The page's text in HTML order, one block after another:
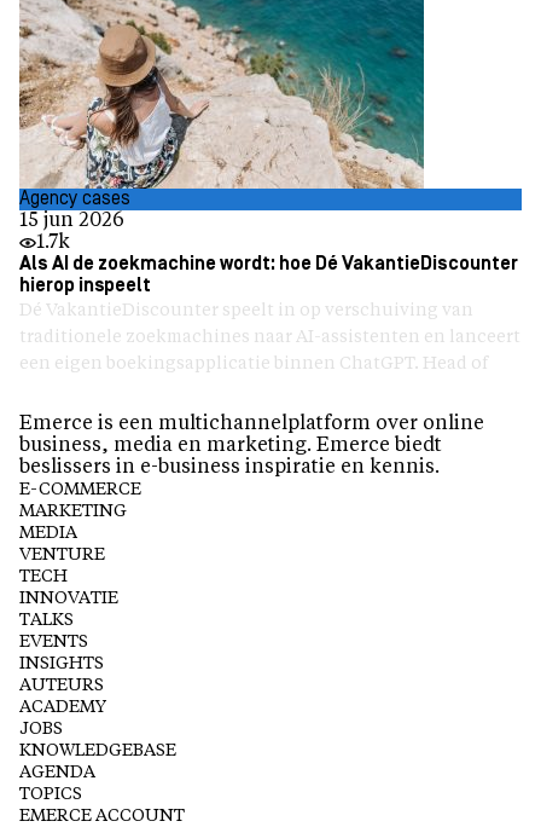
Agency cases
15 jun 2026
1.7k
Als AI de zoekmachine wordt: hoe Dé VakantieDiscounter
hierop inspeelt
Dé VakantieDiscounter speelt in op verschuiving van
traditionele zoekmachines naar AI-assistenten en lanceert
een eigen boekingsapplicatie binnen ChatGPT. Head of
Emerce is een multichannelplatform over online
business, media en marketing. Emerce biedt
beslissers in e-business inspiratie en kennis.
E-COMMERCE
MARKETING
MEDIA
VENTURE
TECH
INNOVATIE
TALKS
EVENTS
INSIGHTS
AUTEURS
ACADEMY
JOBS
KNOWLEDGEBASE
AGENDA
TOPICS
EMERCE ACCOUNT